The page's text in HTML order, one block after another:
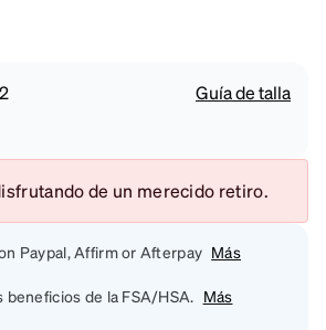
Guía de talla
de un merecido retiro.
Paypal, Affirm or Afterpay Más
beneficios de la FSA/HSA. Más